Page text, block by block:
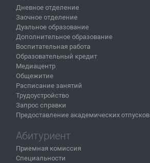
Дневное отделение
Заочное отделение
Дуальное образование
Дополнительное образование
Воспитательная работа
Образовательный кредит
Медиацентр
Общежитие
Расписание занятий
Трудоустройство
Запрос справки
Предоставление академических отпусков
Абитуриент
Приемная комиссия
Специальности